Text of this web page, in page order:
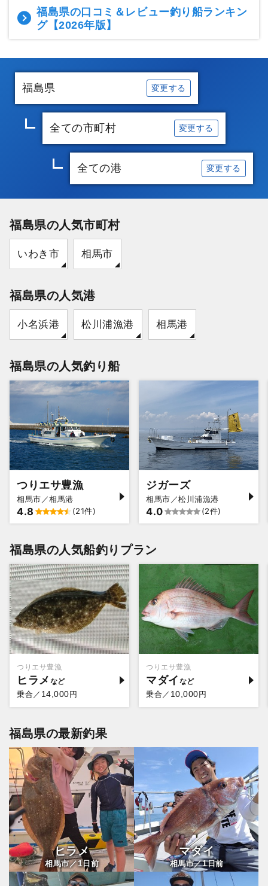
福島県の口コミ＆レビュー釣り船ランキン
グ【2026年版】
福島県 変更する
全ての市町村 変更する
全ての港 変更する
福島県の人気市町村
いわき市 相馬市
福島県の人気港
小名浜港 松川浦漁港 相馬港
福島県の人気釣り船
つりエサ豊漁
相馬市／相馬港
4.8 (21件)
ジガーズ
相馬市／松川浦漁港
4.0 (2件)
福島県の人気船釣りプラン
つりエサ豊漁
ヒラメ
乗合／ 14,000円
つりエサ豊漁
マダイ
乗合／ 10,000円
福島県の最新釣果
ヒラメ
相馬市／1日前
マダイ
相馬市／1日前